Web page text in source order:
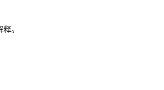
。